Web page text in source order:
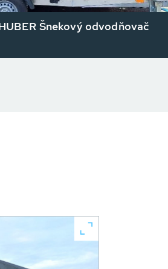
Šnekový odvodňovač